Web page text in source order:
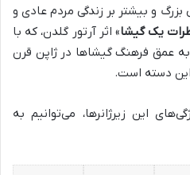
بزرگ و بیشتر بر زندگی مردم عادی و
یک گیشا» اثر آرتور گلدن، که با
به عمق فرهنگ گیشاها در ژاپن قرن
این دسته است.
این زیرژانرها، می‌توانیم به